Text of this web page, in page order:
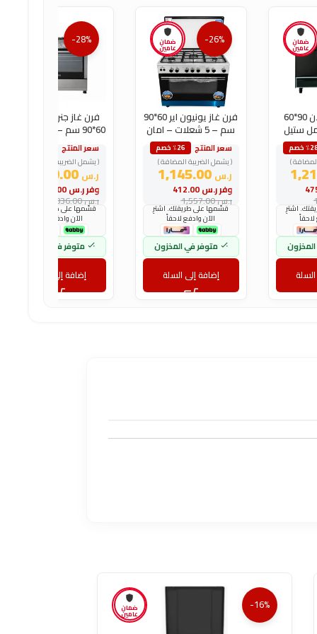
ضمان
عامين
فرن غاز رسلان 90*60
ستيل
خصم
)
اشترِ
ضمان
عامين
-26%
فرن غاز يونيون اير 60*90
سم – 5 شعلات – امان
كاملسعر المنتج
٪26 خصم
( يشمل الضريبة المضافة )
ر.س1,145.00
وفرر.س412.00
ر.س1,557.00
قسّمها على طريقتك. اشترِ
الآن وادفع لاحقاً
متوفر في المخزون
إضافة إلى السلة
-28%
فرن غاز جنرال سوبريم
تركيسعر المنتج
( يشمل الضريبة المضافة )
ر.س2,040.00
وفرر.س796.00
ر.س2,836.00
قسّمها على طريقتك. اشترِ
الآن وادفع لاحقاً
متوفر في المخزون
إضافة إلى السلة
ضمان
عامين
-16%